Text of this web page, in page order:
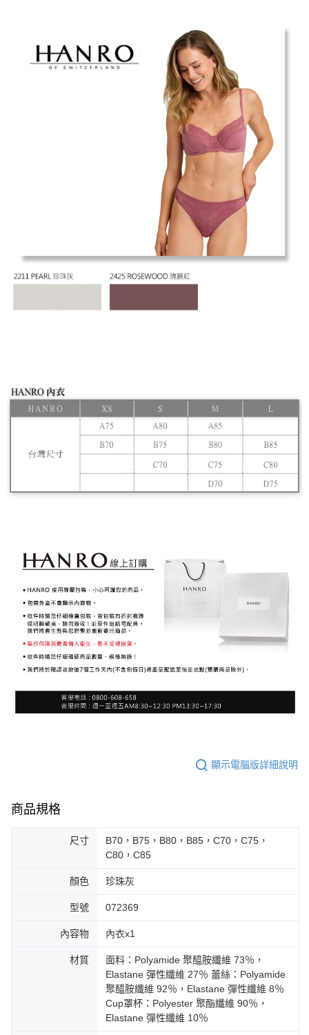
顯示電腦版詳細說明
商品規格
尺寸
B70，B75，B80，B85，C70，C75，
C80，C85
顏色 珍珠灰
型號 072369
內容物 內衣x1
材質
面料：Polyamide 聚醯胺纖維 73％，
Elastane 彈性纖維 27％ 蕾絲：Polyamide
聚醯胺纖維 92％，Elastane 彈性纖維 8％
Cup罩杯：Polyester 聚酯纖維 90％，
Elastane 彈性纖維 10％